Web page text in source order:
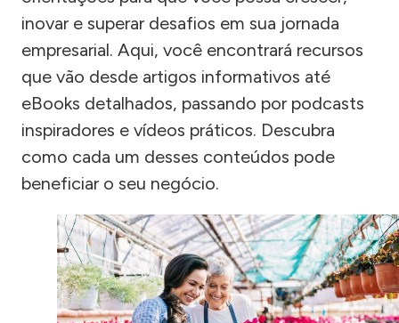
inovar e superar desafios em sua jornada
empresarial. Aqui, você encontrará recursos
que vão desde artigos informativos até
eBooks detalhados, passando por podcasts
inspiradores e vídeos práticos. Descubra
como cada um desses conteúdos pode
beneficiar o seu negócio.